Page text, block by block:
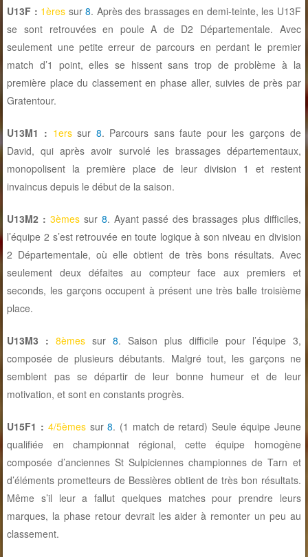
U13F : 1ères sur8. Après des brassages en demi-teinte, les U13F
se sont retrouvées en poule A de D2 Départementale. Avec
seulement une petite erreur de parcours en perdant le premier
match d’1 point, elles se hissent sans trop de problème à la
première place du classement en phase aller, suivies de près par
Gratentour.
U13M1 : 1erssur 8. Parcours sans faute pour les garçons de
David, qui après avoir survolé les brassages départementaux,
monopolisent la première place de leur division 1 et restent
invaincus depuis le début de la saison.
U13M2 : 3èmes sur 8. Ayant passé des brassages plus difficiles,
l’équipe 2 s’est retrouvée en toute logique à son niveau en division
2 Départementale, où elle obtient de très bons résultats. Avec
seulement deux défaites au compteur face aux premiers et
seconds, les garçons occupent à présent une très balle troisième
place.
U13M3 : 8èmes sur8. Saison plus difficile pour l’équipe 3,
composée de plusieurs débutants. Malgré tout, les garçons ne
semblent pas se départir de leur bonne humeur et de leur
motivation, et sont en constants progrès.
U15F1 : 4/5èmessur8. (1 match de retard) Seule équipe Jeune
qualifiée en championnat régional, cette équipe homogène
composée d’anciennes St Sulpiciennes championnes de Tarn et
d’éléments prometteurs de Bessières obtient de très bon résultats.
Même s’il leur a fallut quelques matches pour prendre leurs
marques, la phase retour devrait les aider à remonter un peu au
classement.